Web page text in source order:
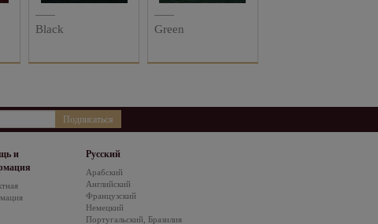
Black Green
Подписаться
и
Русский
Арабский
Английский
Французский
Немецкий
Португальский, Бразилия